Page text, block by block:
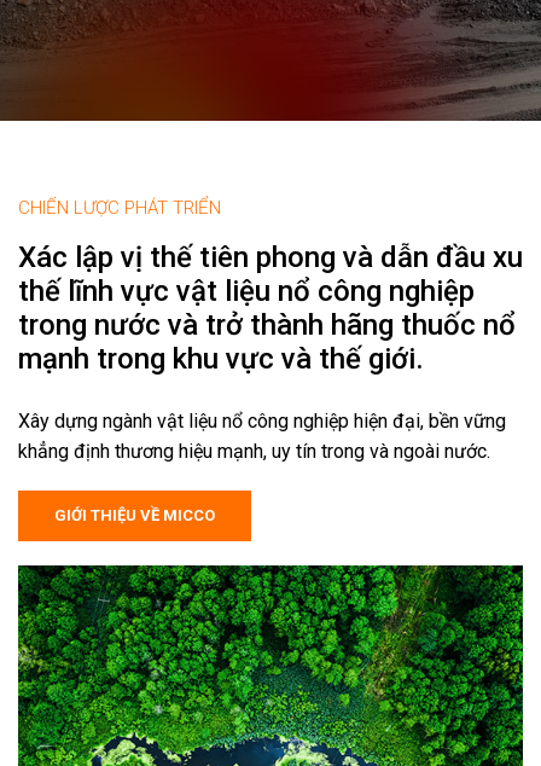
CHIẾN LƯỢC PHÁT TRIỂN
Xác lập vị thế tiên phong và dẫn đầu xu
thế lĩnh vực vật liệu nổ công nghiệp
trong nước và trở thành hãng thuốc nổ
mạnh trong khu vực và thế giới.
Xây dựng ngành vật liệu nổ công nghiệp hiện đại, bền vững
khẳng định thương hiệu mạnh, uy tín trong và ngoài nước.
GIỚI THIỆU VỀ MICCO